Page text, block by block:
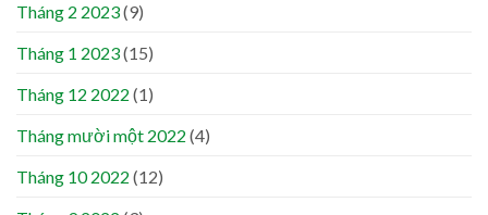
Tháng 2 2023(9)
Tháng 1 2023(15)
Tháng 12 2022 (1)
Tháng mười một 2022 (4)
Tháng 10 2022 (12)